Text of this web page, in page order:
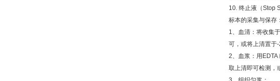
10. 终止液（Stop
标本的采集与保存：
1、血清：将收集
可，或将上清置于-
2、血浆：用 EDTA
取上清即可检测，